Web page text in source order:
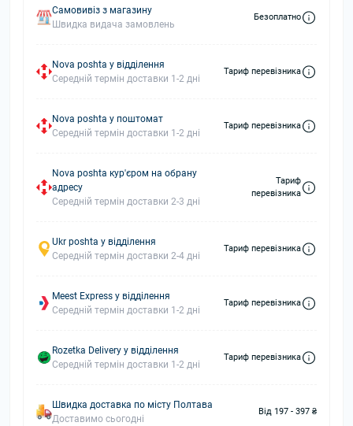
Самовивіз з магазину
Швидка видача замовлень
Безоплатно
Nova poshta у відділення
Середній термін доставки 1-2 дні
Тариф перевізника
Nova poshta у поштомат
Середній термін доставки 1-2 дні
Тариф перевізника
Nova poshta кур'єром на обрану
адресу
Середній термін доставки 2-3 дні
Тариф
перевізника
Ukr poshta у відділення
Середній термін доставки 2-4 дні
Тариф перевізника
Meest Express у відділення
Середній термін доставки 1-2 дні
Тариф перевізника
Rozetka Delivery у відділення
Середній термін доставки 1-2 дні
Тариф перевізника
Швидка доставка по місту Полтава
Доставимо сьогодні
Від 197 - 397 ₴